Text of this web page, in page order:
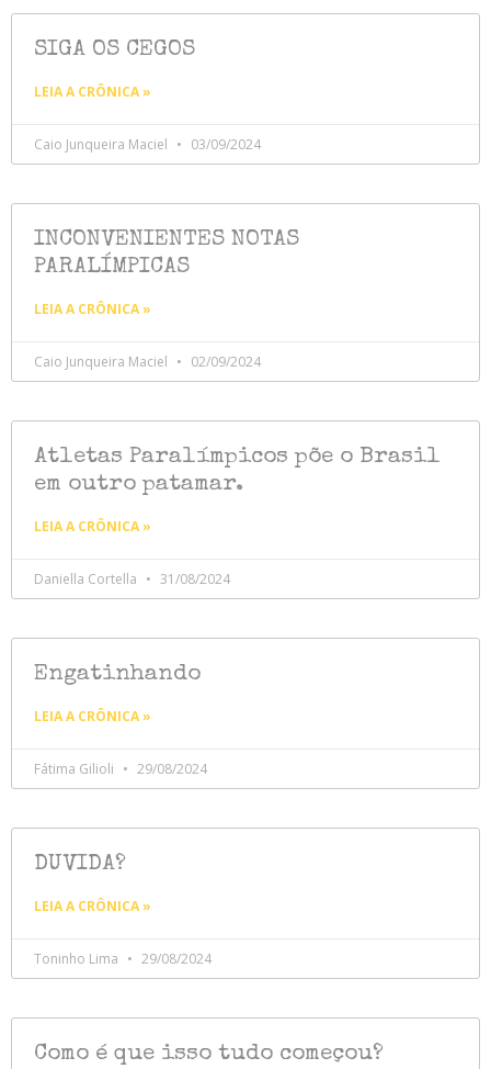
SIGA OS CEGOS
LEIA A CRÔNICA »
Caio Junqueira Maciel 03/09/2024
INCONVENIENTES NOTAS
PARALÍMPICAS
LEIA A CRÔNICA »
Caio Junqueira Maciel 02/09/2024
Atletas Paralímpicos põe o Brasil
em outro patamar.
LEIA A CRÔNICA »
Daniella Cortella 31/08/2024
Engatinhando
LEIA A CRÔNICA »
Fátima Gilioli 29/08/2024
DUVIDA?
LEIA A CRÔNICA »
Toninho Lima 29/08/2024
Como é que isso tudo começou?